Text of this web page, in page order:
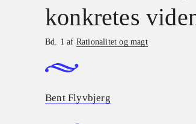
konkretes
Bd. 1 af Rationalitet og magt
Bent Flyvbjerg